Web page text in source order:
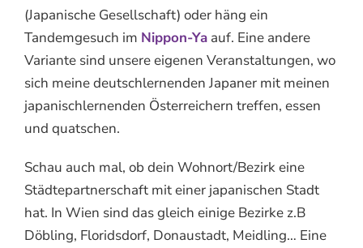
(Japanische Gesellschaft) oder häng ein
Tandemgesuch im Nippon-Ya auf. Eine andere
Variante sind unsere eigenen Veranstaltungen, wo
sich meine deutschlernenden Japaner mit meinen
japanischlernenden Österreichern treffen, essen
und quatschen.
Schau auch mal, ob dein Wohnort/Bezirk eine
Städtepartnerschaft mit einer japanischen Stadt
hat. In Wien sind das gleich einige Bezirke z.B
Döbling, Floridsdorf, Donaustadt, Meidling… Eine